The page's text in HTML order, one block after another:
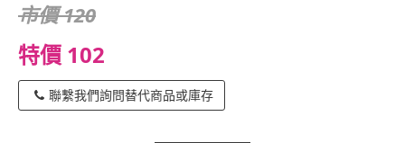
市價 120
特價 102
聯繫我們詢問替代商品或庫存